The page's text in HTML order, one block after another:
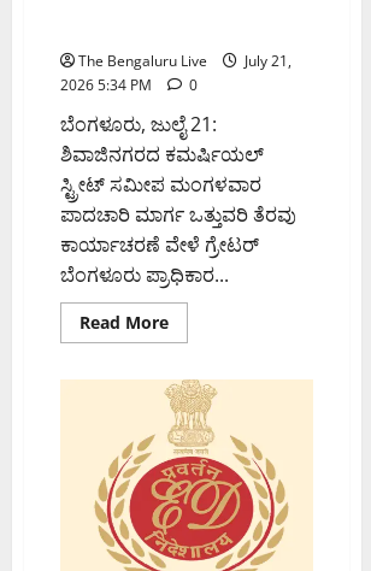
The Bengaluru Live
July 21,
2026 5:34 PM
0
ಬೆಂಗಳೂರು, ಜುಲೈ 21:
ಶಿವಾಜಿನಗರದ ಕಮರ್ಷಿಯಲ್
ಸ್ಟ್ರೀಟ್ ಸಮೀಪ ಮಂಗಳವಾರ
ಪಾದಚಾರಿ ಮಾರ್ಗ ಒತ್ತುವರಿ ತೆರವು
ಕಾರ್ಯಾಚರಣೆ ವೇಳೆ ಗ್ರೇಟರ್
ಬೆಂಗಳೂರು ಪ್ರಾಧಿಕಾರ...
Read MoreRead
more
ಪಾದಚಾರಿ
ಮಾರ್ಗ
ತೆರವು
ವೇಳೆ
ಜಿಬಿಎ
ಅಧಿಕಾರಿಗಳ
ಮೇಲೆ
ಹಲ್ಲೆ:
10
ಮಂದಿ
ಬಂಧನ